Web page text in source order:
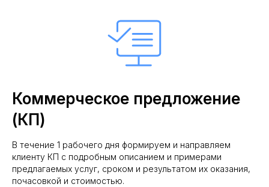
Коммерческое предложение
(КП)
В течение 1 рабочего дня формируем и направляем
клиенту КП с подробным описанием и примерами
предлагаемых услуг, сроком и результатом их оказания,
почасовкой и стоимостью.